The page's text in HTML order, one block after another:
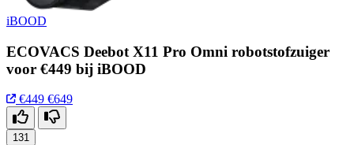
iBOOD
ECOVACS Deebot X11 Pro Omni robotstofzuiger
voor €449 bij iBOOD
€449 €649
131